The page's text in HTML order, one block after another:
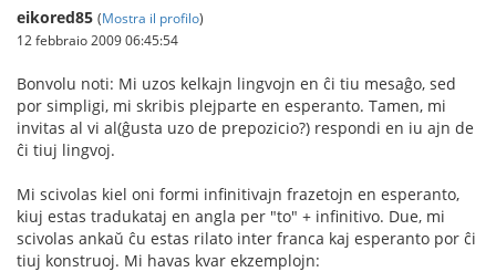
eikored85 (Mostra il profilo)
12 febbraio 2009 06:45:54
Bonvolu noti: Mi uzos kelkajn lingvojn en ĉi tiu mesaĝo, sed
por simpligi, mi skribis plejparte en esperanto. Tamen, mi
invitas al vi al(ĝusta uzo de prepozicio?) respondi en iu ajn de
ĉi tiuj lingvoj.
Mi scivolas kiel oni formi infinitivajn frazetojn en esperanto,
kiuj estas tradukataj en angla per "to" + infinitivo. Due, mi
scivolas ankaŭ ĉu estas rilato inter franca kaj esperanto por ĉi
tiuj konstruoj. Mi havas kvar ekzemplojn: